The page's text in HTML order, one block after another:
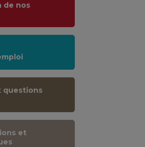
de nos
questions
et